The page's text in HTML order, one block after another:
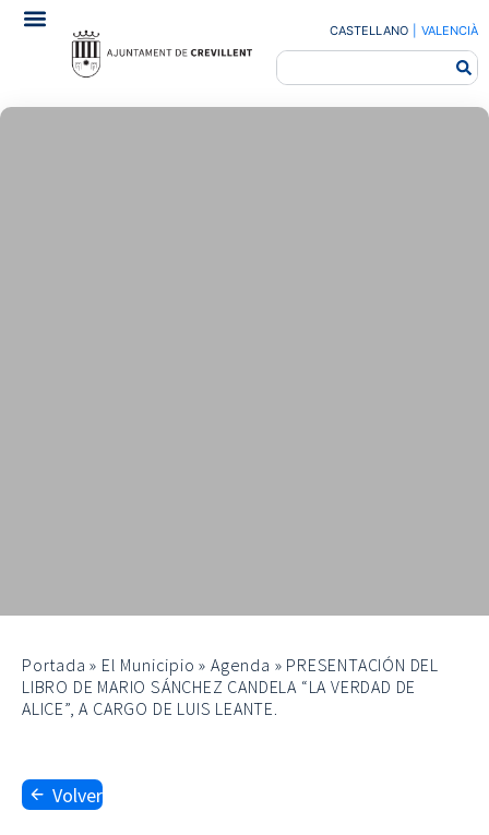
CASTELLANO VALENCIÀ
Portada » El Municipio »Agenda » PRESENTACIÓN DEL
LIBRO DE MARIO SÁNCHEZ CANDELA “LA VERDAD DE
ALICE”, A CARGO DE LUIS LEANTE.
Volver